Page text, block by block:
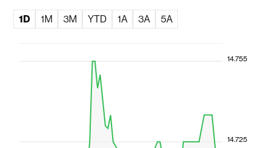
1D 1M 3M YTD 1A 3A 5A
14.725
14.755